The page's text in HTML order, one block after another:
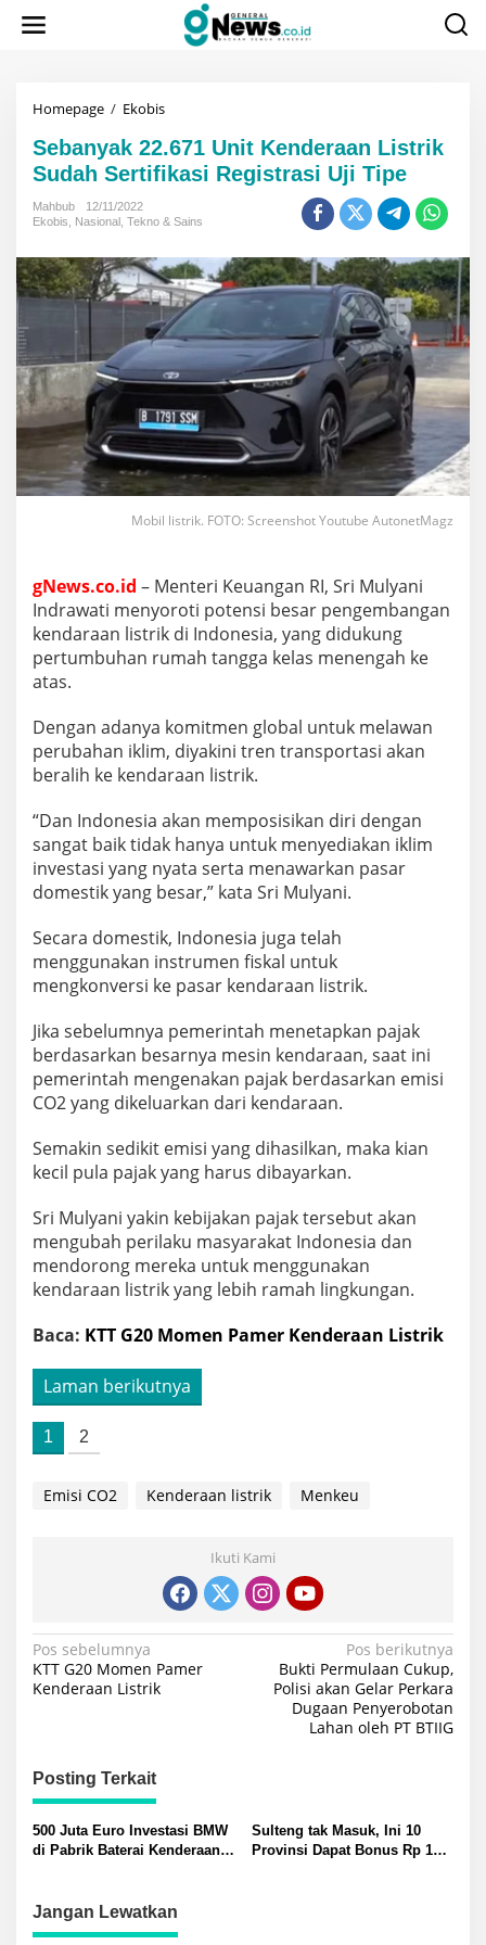
Homepage / EkobisSebanyak
Unit
Kenderaan
Listrik
Sertifikasi
Uji
Tipe
Sebanyak 22.671 Unit Kenderaan Listrik
Sudah Sertifikasi Registrasi Uji Tipe
Mahbub
12/11/2022
Ekobis
Nasional Tekno & Sains
Mobil listrik. FOTO: Screenshot Youtube AutonetMagz
gNews.co.id – Menteri Keuangan RI, Sri Mulyani
Indrawati menyoroti potensi besar pengembangan
kendaraan listrik di Indonesia, yang didukung
pertumbuhan rumah tangga kelas menengah ke
atas.
Dengan adanya komitmen global untuk melawan
perubahan iklim, diyakini tren transportasi akan
beralih ke kendaraan listrik.
“Dan Indonesia akan memposisikan diri dengan
sangat baik tidak hanya untuk menyediakan iklim
investasi yang nyata serta menawarkan pasar
domestik yang besar,” kata Sri Mulyani.
Secara domestik, Indonesia juga telah
menggunakan instrumen fiskal untuk
mengkonversi ke pasar kendaraan listrik.
Jika sebelumnya pemerintah menetapkan pajak
berdasarkan besarnya mesin kendaraan, saat ini
pemerintah mengenakan pajak berdasarkan emisi
CO2 yang dikeluarkan dari kendaraan.
Semakin sedikit emisi yang dihasilkan, maka kian
kecil pula pajak yang harus dibayarkan.
Sri Mulyani yakin kebijakan pajak tersebut akan
mengubah perilaku masyarakat Indonesia dan
mendorong mereka untuk menggunakan
kendaraan listrik yang lebih ramah lingkungan.
Baca: KTT G20 Momen Pamer Kenderaan Listrik
Laman berikutnya
1 2
Emisi CO2 Kenderaan listrik Menkeu
Ikuti Kami
Navigasi
pos
Pos sebelumnya
KTT G20 Momen Pamer
Kenderaan Listrik
Pos berikutnya
Bukti Permulaan Cukup,
Polisi akan Gelar Perkara
Dugaan Penyerobotan
Lahan oleh PT BTIIG
Posting Terkait
500 Juta Euro Investasi BMW
di Pabrik Baterai Kenderaan
Sulteng tak Masuk, Ini 10
Provinsi Dapat Bonus Rp 10
Jangan Lewatkan